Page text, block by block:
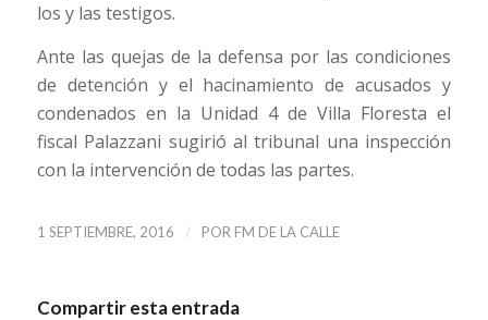
los y las testigos.
Ante las quejas de la defensa por las condiciones
de detención y el hacinamiento de acusados y
condenados en la Unidad 4 de Villa Floresta el
fiscal Palazzani sugirió al tribunal una inspección
con la intervención de todas las partes.
1 SEPTIEMBRE, 2016 / POR FM DE LA CALLE
Compartir esta entrada